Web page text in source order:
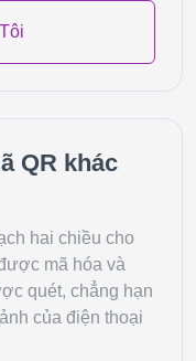
QR khác
hai chiều cho
mã hóa và
quét, chẳng hạn
của điện thoại